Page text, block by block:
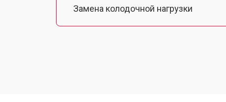
Замена колодочной нагрузки